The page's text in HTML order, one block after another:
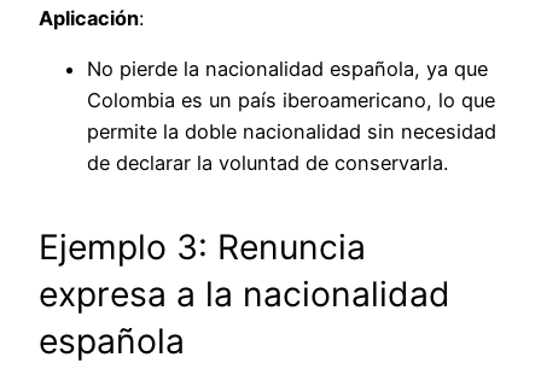
Aplicación:
No pierde la nacionalidad española, ya que
Colombia es un país iberoamericano, lo que
permite la doble nacionalidad sin necesidad
de declarar la voluntad de conservarla.
Ejemplo 3: Renuncia
expresa a la nacionalidad
española